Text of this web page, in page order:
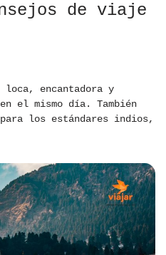
de viaje
loca, encantadora y
el mismo día. También
los estándares indios,